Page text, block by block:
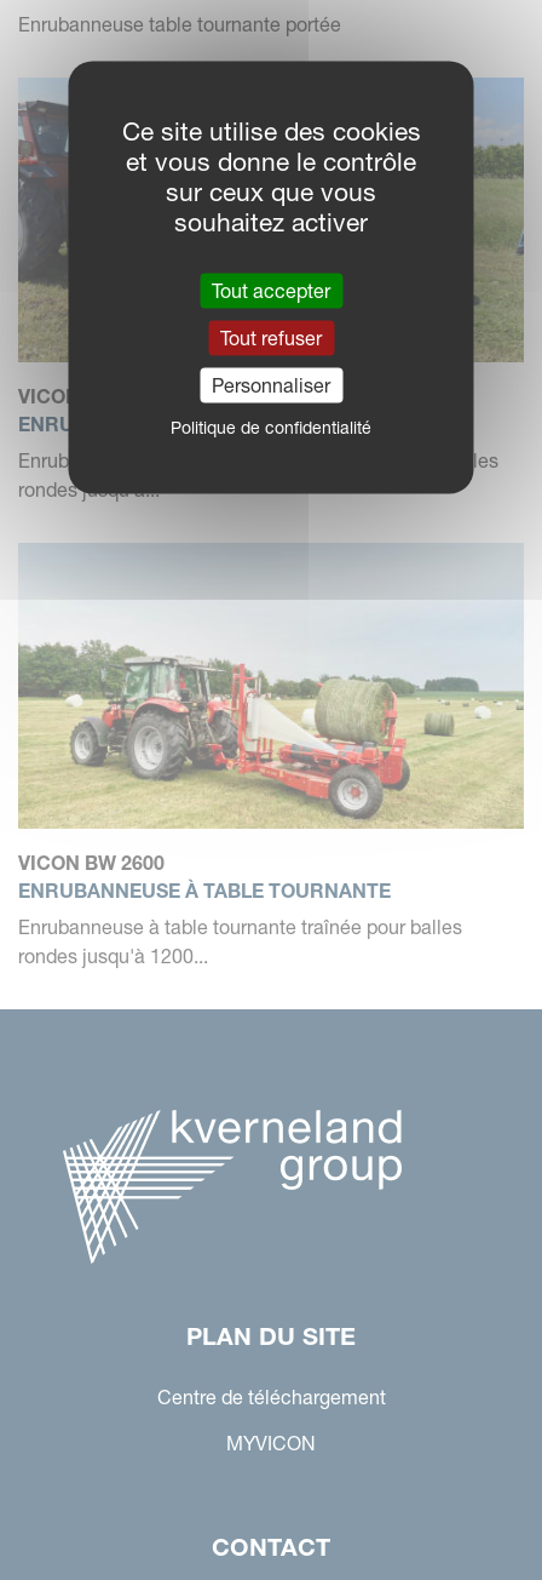
Enrubanneuse table tournante portée
VICON BW 2400
ENRUBANNEUSE À TABLE TOURNANTE
Enrubanneuse à table tournante traînée pour des balles
rondes jusqu'à...
VICON BW 2600
ENRUBANNEUSE À TABLE TOURNANTE
Enrubanneuse à table tournante traînée pour balles
rondes jusqu'à 1200...
PLAN DU SITE
Centre de téléchargement
MYVICON
CONTACT
Ce site utilise des cookies
et vous donne le contrôle
sur ceux que vous
souhaitez activer
Tout accepter
Tout refuser
Personnaliser
Politique de confidentialité